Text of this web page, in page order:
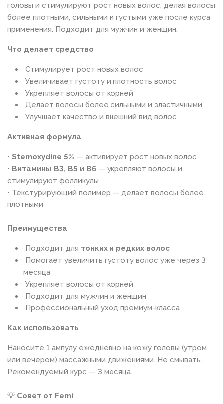
головы и стимулируют рост новых волос, делая волосы
более плотными, сильными и густыми уже после курса
применения. Подходит для мужчин и женщин.
Что делает средство
Стимулирует рост новых волос
Увеличивает густоту и плотность волос
Укрепляет волосы от корней
Делает волосы более сильными и эластичными
Улучшает качество и внешний вид волос
Активная формула
• Stemoxydine 5% — активирует рост новых волос
• Витамины B3, B5 и B6 — укрепляют волосы и
стимулируют фолликулы
• Текстурирующий полимер — делает волосы более
плотными
Преимущества
Подходит для тонких и редких волос
Помогает увеличить густоту волос уже через 3
месяца
Укрепляет волосы от корней
Подходит для мужчин и женщин
Профессиональный уход премиум-класса
Как использовать
Наносите 1 ампулу ежедневно на кожу головы (утром
или вечером) массажными движениями. Не смывать.
Рекомендуемый курс — 3 месяца.
💡 Совет от Femi